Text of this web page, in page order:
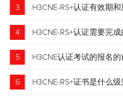
3 H3CNE-RS+认证有效期
4 H3CNE-RS+认证需要完
么？
5 H3CNE认证考试的报名
6 H3CNE-RS+证书是什么